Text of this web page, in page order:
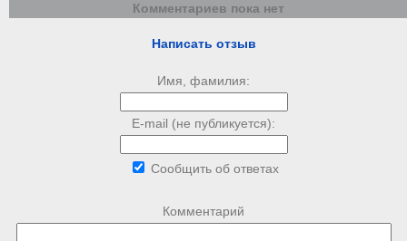
Комментариев пока нет
Написать отзыв
Имя, фамилия:
E-mail (не публикуется):
Сообщить об ответах
Комментарий